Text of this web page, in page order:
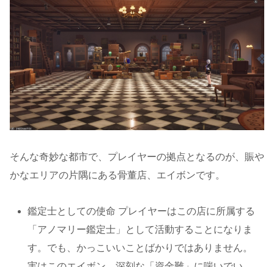
そんな奇妙な都市で、プレイヤーの拠点となるのが、賑や
かなエリアの片隅にある骨董店、エイボンです。
鑑定士としての使命 プレイヤーはこの店に所属する
「アノマリー鑑定士」として活動することになりま
す。でも、かっこいいことばかりではありません。